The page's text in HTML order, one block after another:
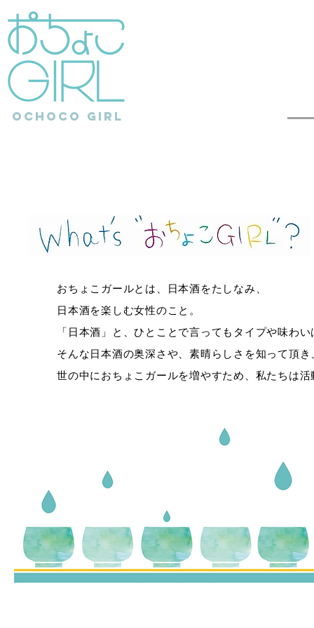
ochoCo girl
おちょこガールとは、日本酒をたしなみ、
日本酒を楽しむ女性のこと。
「日本酒」と、ひとことで言ってもタイプや味わ
そんな日本酒の奥深さや、素晴らしさを知って頂き
世の中におちょこガールを増やすため、私たちは